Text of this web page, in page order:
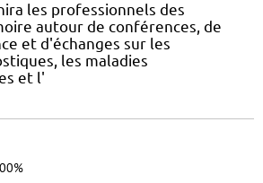
les professionnels des
autour de conférences, de
et d'échanges sur les
les maladies
et l'